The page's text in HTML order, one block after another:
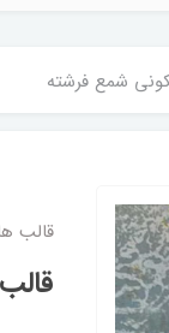
شمع فرشته
قالب